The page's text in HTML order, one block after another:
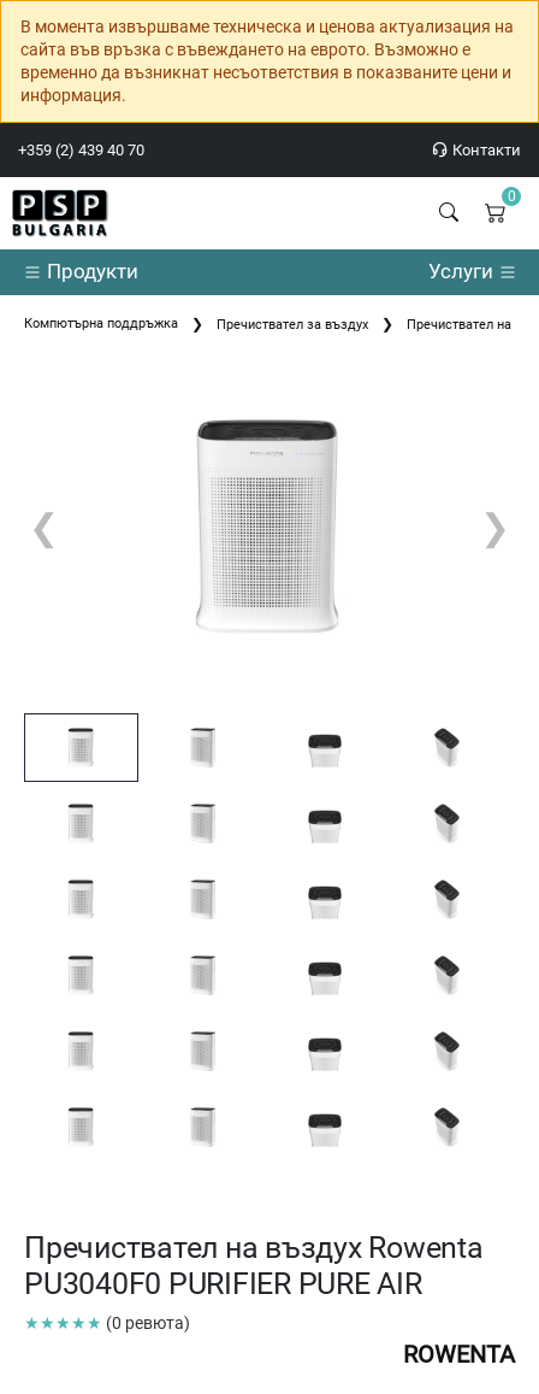
В момента извършваме техническа и ценова актуализация на
сайта във връзка с въвеждането на еврото. Възможно е
временно да възникнат несъответствия в показваните цени и
информация.
+359 (2) 439 40 70 Контакти
0
Продукти Услуги
Компютърна поддръжка Пречиствател за въздух Пречиствател на
❮ ❯
Пречиствател на въздух Rowenta
PU3040F0 PURIFIER PURE AIR
★★★★★ (0 ревюта)
ROWENTA